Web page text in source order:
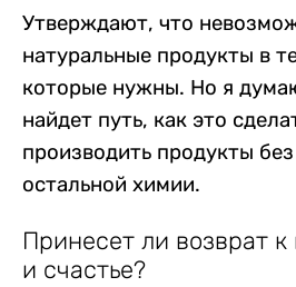
Утверждают, что
натуральные продукты в
которые нужны. Но я
найдет путь, как это
производить продукты
остальной химии.
Принесет ли возврат
и счастье?